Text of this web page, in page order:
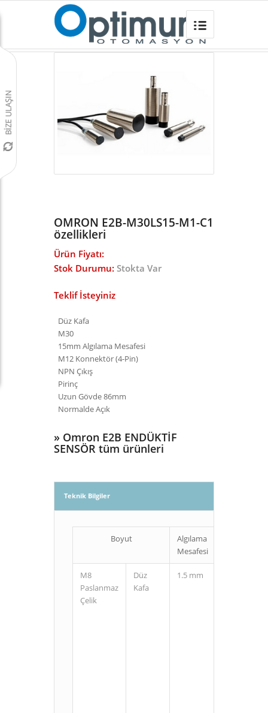
OMRON E2B-M30LS15-M1-C1
Omron Türkiye
E2B ENDÜKTİF SENSÖR /
OMRON E2B-M30LS15-M1-C1
özellikleri
Ürün Fiyatı:
Stok Durumu: Stokta Var
Teklif İsteyiniz
Düz Kafa
M30
15mm Algılama Mesafesi
M12 Konnektör (4-Pin)
NPN Çıkış
Pirinç
Uzun Gövde 86mm
Normalde Açık
» Omron E2B ENDÜKTİF
SENSÖR tüm ürünleri
Teknik Bilgiler
Boyut
Algılama
Mesafesi
M8
Paslanmaz
Çelik
Düz
Kafa
1.5 mm